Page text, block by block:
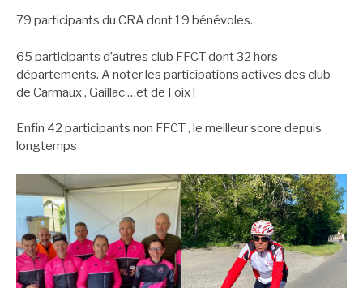
79 participants du CRA dont 19 bénévoles.
65 participants d’autres club FFCT dont 32 hors
départements. A noter les participations actives des club
de Carmaux , Gaillac …et de Foix !
Enfin 42 participants non FFCT , le meilleur score depuis
longtemps